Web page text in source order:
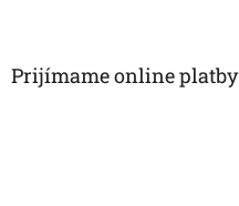
Prijímame online platby